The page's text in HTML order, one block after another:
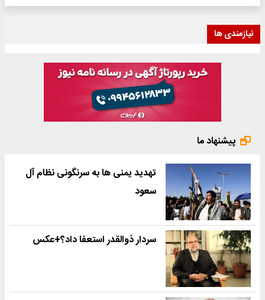
نیازمندی ها
پیشنهاد ما
تهدید یمنی ها به سرنگونی نظام آل
سعود
سردار ذوالقدر استعفا داد؟+عکس